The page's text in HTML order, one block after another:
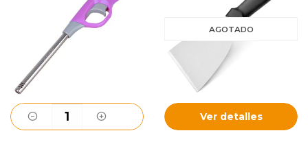
Ver detalles
AGOTADO